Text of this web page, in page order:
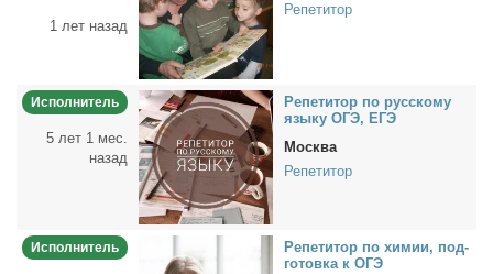
1 лет назад
Репетитор
Исполнитель
5 лет 1 мес.
назад
Ре­пе­ти­тор по рус­ско­му
язы­ку ОГЭ, ЕГЭ
Москва
Репетитор
Исполнитель
Ре­пе­ти­тор по хи­мии, под­
го­тов­ка к ОГЭ